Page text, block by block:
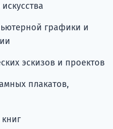
графики и
эскизов и проектов
плакатов,